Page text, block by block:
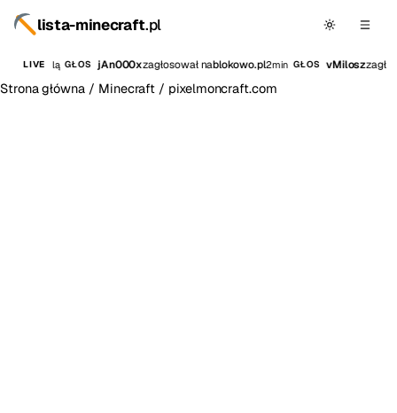
lista-minecraft.pl
LIVE
przed chwilą GŁOS jAn000xzagłosował nablokowo.pl2min GŁOS vMilosz
Strona główna / Minecraft / pixelmoncraft.com